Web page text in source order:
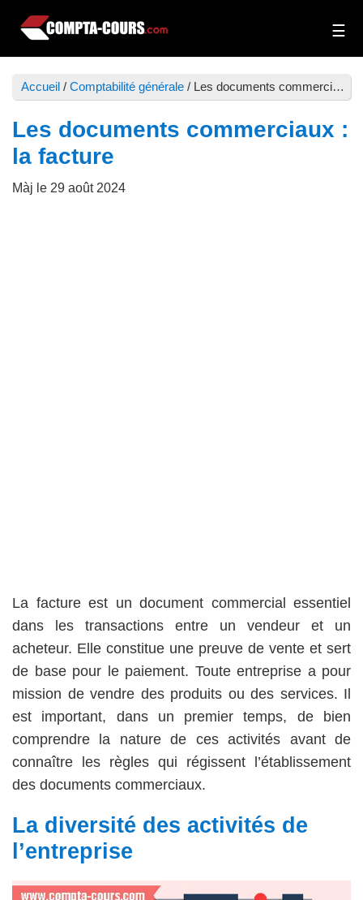
Passer
contenu
principal
Passer
la
barre
latérale
principale
Cours
exercices
de
comptabilité
Accueil / Comptabilité générale / Les documents commerciaux : la facture
Les documents commerciaux :
la facture
Màj le 29 août 2024
La facture est un document commercial essentiel
dans les transactions entre un vendeur et un
acheteur. Elle constitue une preuve de vente et sert
de base pour le paiement. Toute entreprise a pour
mission de vendre des produits ou des services. Il
est important, dans un premier temps, de bien
comprendre la nature de ces activités avant de
connaître les règles qui régissent l’établissement
des documents commerciaux.
La diversité des activités de
l’entreprise